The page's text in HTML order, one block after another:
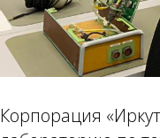
Корпорация